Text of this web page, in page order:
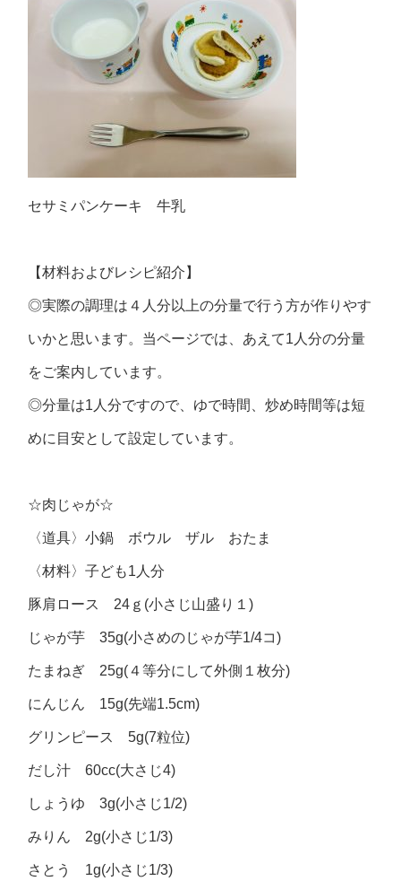
セサミパンケーキ 牛乳
【材料およびレシピ紹介】
◎実際の調理は４人分以上の分量で行う方が作りやす
いかと思います。当ページでは、あえて1人分の分量
をご案内しています。
◎分量は1人分ですので、ゆで時間、炒め時間等は短
めに目安として設定しています。
☆肉じゃが☆
〈道具〉小鍋 ボウル ザル おたま
〈材料〉子ども1人分
豚肩ロース 24ｇ(小さじ山盛り１)
じゃが芋 35g(小さめのじゃが芋1/4コ)
たまねぎ 25g(４等分にして外側１枚分)
にんじん 15g(先端1.5cm)
グリンピース 5g(7粒位)
だし汁 60cc(大さじ4)
しょうゆ 3g(小さじ1/2)
みりん 2g(小さじ1/3)
さとう 1g(小さじ1/3)